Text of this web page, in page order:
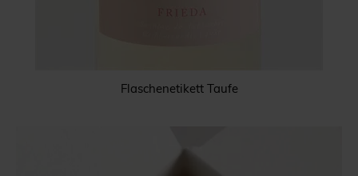
Flaschenetikett Taufe